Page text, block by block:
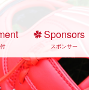
Sponsors
スポンサー